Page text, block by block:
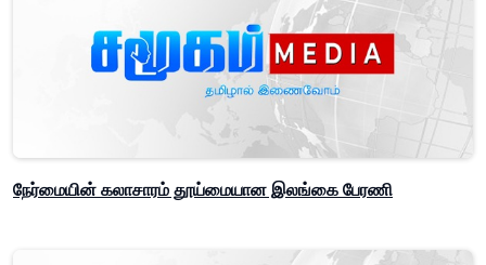
நேர்மையின் கலாசாரம் தூய்மையான இலங்கை பேரணி